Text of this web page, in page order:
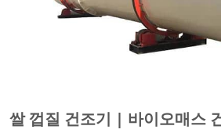
쌀 껍질 건조기 | 바이오매스